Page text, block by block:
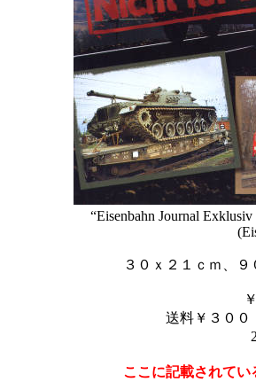
“Eisenbahn Journal
３０ｘ２１ｃｍ、
送料￥３００
ここに記載されて